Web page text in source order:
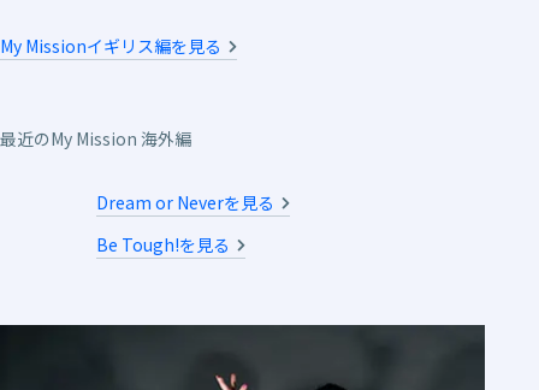
My Missionイギリス編を見る
最近のMy Mission 海外編
Dream or Neverを見る
Be Tough!を見る